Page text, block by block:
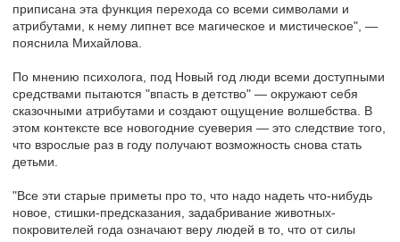
приписана эта функция перехода со всеми символами и
атрибутами, к нему липнет все магическое и мистическое", —
пояснила Михайлова.
По мнению психолога, под Новый год люди всеми доступными
средствами пытаются "впасть в детство" — окружают себя
сказочными атрибутами и создают ощущение волшебства. В
этом контексте все новогодние суеверия — это следствие того,
что взрослые раз в году получают возможность снова стать
детьми.
"Все эти старые приметы про то, что надо надеть что-нибудь
новое, стишки-предсказания, задабривание животных-
покровителей года означают веру людей в то, что от силы